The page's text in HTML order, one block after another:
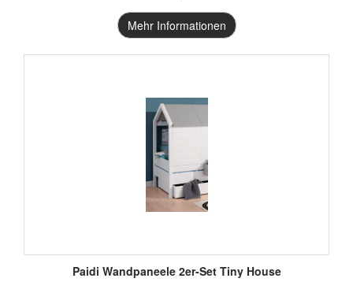
Mehr Informationen
Paidi Wandpaneele 2er-Set Tiny House